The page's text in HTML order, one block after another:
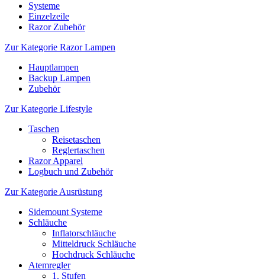
Systeme
Einzelzeile
Razor Zubehör
Zur Kategorie Razor Lampen
Hauptlampen
Backup Lampen
Zubehör
Zur Kategorie Lifestyle
Taschen
Reisetaschen
Reglertaschen
Razor Apparel
Logbuch und Zubehör
Zur Kategorie Ausrüstung
Sidemount Systeme
Schläuche
Inflatorschläuche
Mitteldruck Schläuche
Hochdruck Schläuche
Atemregler
1. Stufen